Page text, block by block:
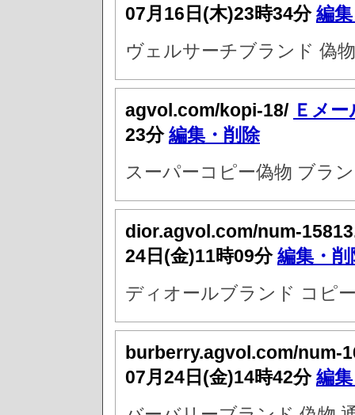
07月16日(木)23時34分編
ヴェルサーチブランド 偽物
agvol.com/kopi-18/ Ｅメー
23分編集・削除
スーパーコピー偽物 ブラ
dior.agvol.com/num-
24日(金)11時09分編集・削
ディオールブランド コピ
burberry.agvol.com/num-
07月24日(金)14時42分編